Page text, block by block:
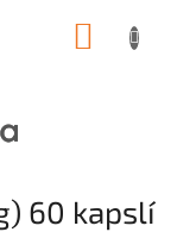
60 kapslí